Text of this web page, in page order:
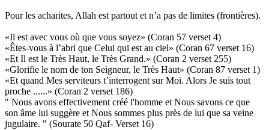
Pour les acharites, Allah est partout et n’a pas de limites (frontières).
«Il est avec vous où que vous soyez» (Coran 57 verset 4)
«Êtes-vous à l’abri que Celui qui est au ciel» (Coran 67 verset 16)
«Et Il est le Très Haut, le Très Grand.» (Coran 2 verset 255)
«Glorifie le nom de ton Seigneur, le Très Haut» (Coran 87 verset 1)
«Et quand Mes serviteurs t’interrogent sur Moi. Alors Je suis tout
proche ......» (Coran 2 verset 186)
" Nous avons effectivement créé l'homme et Nous savons ce que
son âme lui suggère et Nous sommes plus près de lui que sa veine
jugulaire. " (Sourate 50 Qaf- Verset 16)